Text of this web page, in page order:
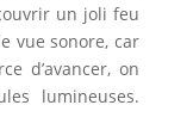
un joli feu
vue sonore, car
d’avancer, on
lumineuses.